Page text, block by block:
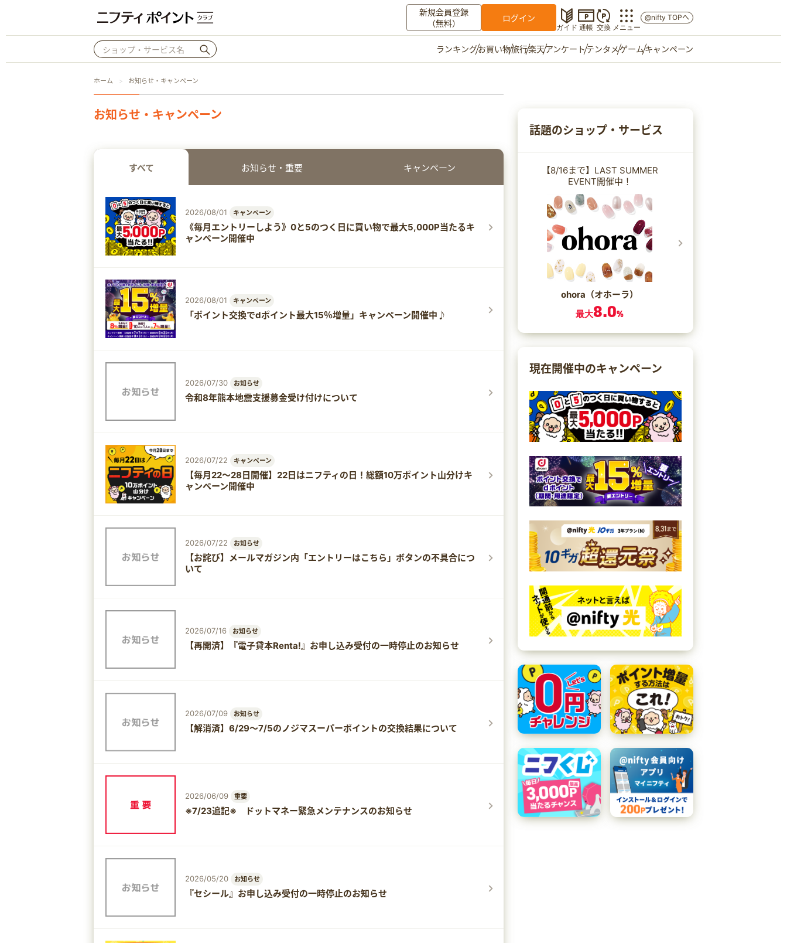
新規会員登録
（無料）
ログイン
ガイド 通帳 交換 メニュー
ポイント通帳 ポイント交換 登録情報
初心者ガイド ご意見箱
@nifty TOPへ
ランキングお買い物旅行楽天アンケートテンタメゲームキャンペーン
ホーム お知らせ・キャンペーン
お知らせ・キャンペーン
すべて お知らせ・重要 キャンペーン
2026/08/01 キャンペーン
《毎月エントリーしよう》0と5のつく日に買い物で最大5,000P当たるキ
ャンペーン開催中
2026/08/01 キャンペーン
「ポイント交換でdポイント最大15％増量」キャンペーン​開催中♪
2026/07/30 お知らせ
令和8年熊本地震支援募金受け付けについて
2026/07/22 キャンペーン
【毎月22～28日開催】22日はニフティの日！総額10万ポイント山分けキ
ャンペーン開催中
2026/07/22 お知らせ
【お詫び】メールマガジン内「エントリーはこちら」ボタンの不具合につ
いて
2026/07/16 お知らせ
【再開済】『電子貸本Renta!』お申し込み受付の一時停止のお知らせ
2026/07/09 お知らせ
【解消済】6/29～7/5のノジマスーパーポイントの交換結果について
2026/06/09 重要
※7/23追記※ ドットマネー緊急メンテナンスのお知らせ
2026/05/20 お知らせ
『セシール』お申し込み受付の一時停止のお知らせ
話題のショップ・サービス
【8/16まで】LAST SUMMER
EVENT開催中！
ohora（オホーラ）
最大8.0%
現在開催中のキャンペーン